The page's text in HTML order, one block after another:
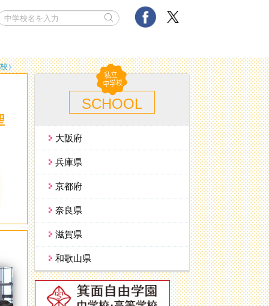
）
SCHOOL
大阪府
兵庫県
京都府
奈良県
滋賀県
和歌山県